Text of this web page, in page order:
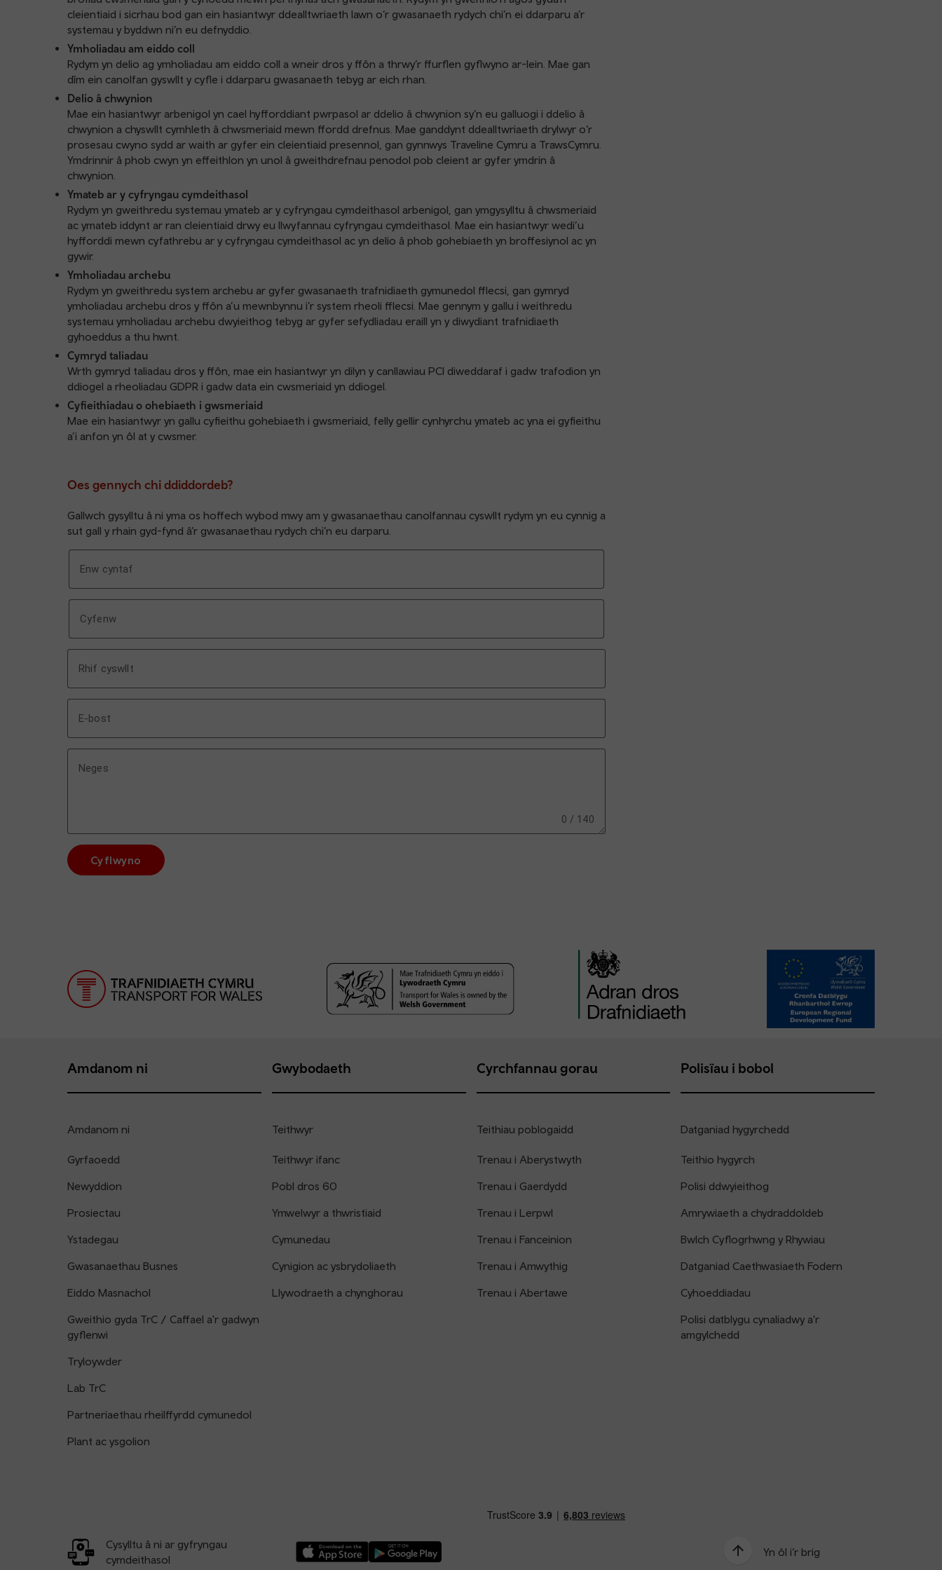
cleientiaid i sicrhau bod gan ein hasiantwyr ddealltwriaeth lawn o’r gwasanaeth rydych chi’n ei ddarparu a’r
systemau y byddwn ni’n eu defnyddio.
Ymholiadau am eiddo coll
Rydym yn delio ag ymholiadau am eiddo coll a wneir dros y ffôn a thrwy’r ffurflen gyflwyno ar-lein. Mae gan
dîm ein canolfan gyswllt y cyfle i ddarparu gwasanaeth tebyg ar eich rhan.
Delio â chwynion
Mae ein hasiantwyr arbenigol yn cael hyfforddiant pwrpasol ar ddelio â chwynion sy’n eu galluogi i ddelio â
chwynion a chyswllt cymhleth â chwsmeriaid mewn ffordd drefnus. Mae ganddynt ddealltwriaeth drylwyr o’r
prosesau cwyno sydd ar waith ar gyfer ein cleientiaid presennol, gan gynnwys Traveline Cymru a TrawsCymru.
Ymdrinnir â phob cwyn yn effeithlon yn unol â gweithdrefnau penodol pob cleient ar gyfer ymdrin â
chwynion.
Ymateb ar y cyfryngau cymdeithasol
Rydym yn gweithredu systemau ymateb ar y cyfryngau cymdeithasol arbenigol, gan ymgysylltu â chwsmeriaid
ac ymateb iddynt ar ran cleientiaid drwy eu llwyfannau cyfryngau cymdeithasol. Mae ein hasiantwyr wedi’u
hyfforddi mewn cyfathrebu ar y cyfryngau cymdeithasol ac yn delio â phob gohebiaeth yn broffesiynol ac yn
gywir.
Ymholiadau archebu
Rydym yn gweithredu system archebu ar gyfer gwasanaeth trafnidiaeth gymunedol fflecsi, gan gymryd
ymholiadau archebu dros y ffôn a’u mewnbynnu i’r system rheoli fflecsi. Mae gennym y gallu i weithredu
systemau ymholiadau archebu dwyieithog tebyg ar gyfer sefydliadau eraill yn y diwydiant trafnidiaeth
gyhoeddus a thu hwnt.
Cymryd taliadau
Wrth gymryd taliadau dros y ffôn, mae ein hasiantwyr yn dilyn y canllawiau PCI diweddaraf i gadw trafodion yn
ddiogel a rheoliadau GDPR i gadw data ein cwsmeriaid yn ddiogel.
Cyfieithiadau o ohebiaeth i gwsmeriaid
Mae ein hasiantwyr yn gallu cyfieithu gohebiaeth i gwsmeriaid, felly gellir cynhyrchu ymateb ac yna ei gyfieithu
a’i anfon yn ôl at y cwsmer.
Oes gennych chi ddiddordeb?
Gallwch gysylltu â ni yma os hoffech wybod mwy am y gwasanaethau canolfannau cyswllt rydym yn eu cynnig a
sut gall y rhain gyd-fynd â’r gwasanaethau rydych chi’n eu darparu.
Enw cyntaf
Cyfenw
Rhif cyswllt
E-bost
Neges
0 / 140
Amdanom ni
Amdanom ni
Gyrfaoedd
Newyddion
Prosiectau
Ystadegau
Gwasanaethau Busnes
Eiddo Masnachol
Gweithio gyda TrC / Caffael a'r gadwyn
gyflenwi
Tryloywder
Lab TrC
Partneriaethau rheilffyrdd cymunedol
Plant ac ysgolion
Gwybodaeth
Teithwyr
Teithwyr ifanc
Pobl dros 60
Ymwelwyr a thwristiaid
Cymunedau
Cynigion ac ysbrydoliaeth
Llywodraeth a chynghorau
Cyrchfannau gorau
Teithiau poblogaidd
Trenau i Aberystwyth
Trenau i Gaerdydd
Trenau i Lerpwl
Trenau i Fanceinion
Trenau i Amwythig
Trenau i Abertawe
Polisïau i bobol
Datganiad hygyrchedd
Teithio hygyrch
Polisi ddwyieithog
Amrywiaeth a chydraddoldeb
Bwlch Cyflogrhwng y Rhywiau
Datganiad Caethwasiaeth Fodern
Cyhoeddiadau
Polisi datblygu cynaliadwy a'r
amgylchedd
Cysylltu â ni ar gyfryngau
cymdeithasol
Yn ôl i’r brig